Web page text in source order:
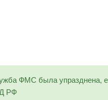
ФМС была упразднена,
РФ